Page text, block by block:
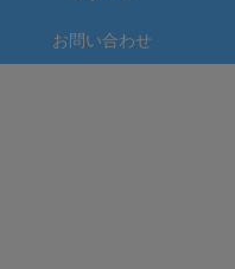
お問い合わせ